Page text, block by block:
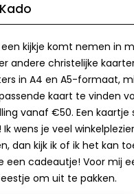
kijkje komt nemen in
andere christelijke
in A4 en A5-formaat,
kaart te vinden
vanaf €50. Een kaartje
wens je veel
dan kijk ik of ik het kan
een cadeautje! Voor mij
om uit te pakken.